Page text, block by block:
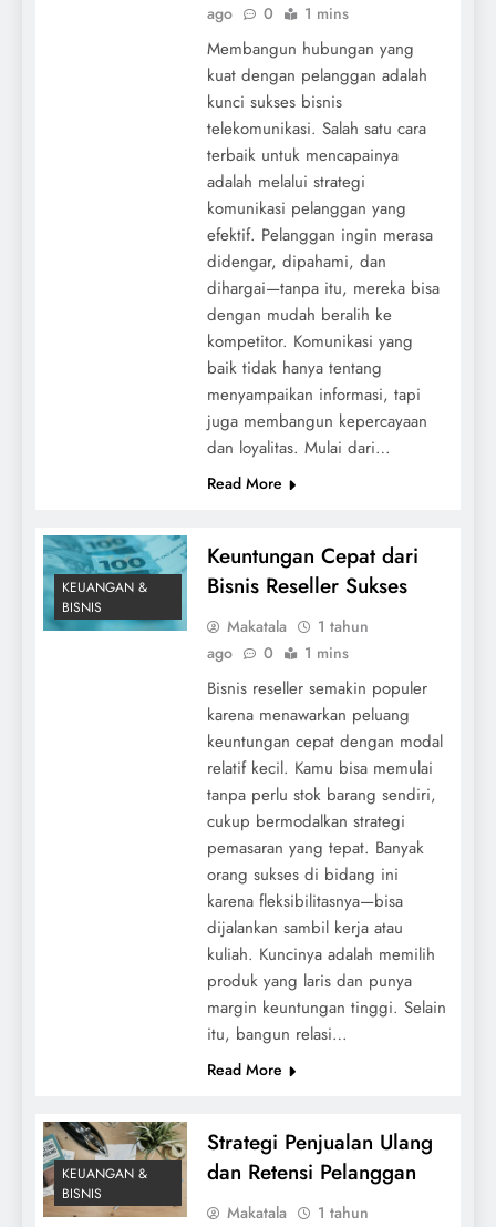
ago
0 1 mins
Membangun hubungan yang
kuat dengan pelanggan adalah
kunci sukses bisnis
telekomunikasi. Salah satu cara
terbaik untuk mencapainya
adalah melalui strategi
komunikasi pelanggan yang
efektif. Pelanggan ingin merasa
didengar, dipahami, dan
dihargai—tanpa itu, mereka bisa
dengan mudah beralih ke
kompetitor. Komunikasi yang
baik tidak hanya tentang
menyampaikan informasi, tapi
juga membangun kepercayaan
dan loyalitas. Mulai dari…
Read More
KEUANGAN &
BISNIS
Keuntungan Cepat dari
Bisnis Reseller Sukses
Makatala
1 tahun
ago
0 1 mins
Bisnis reseller semakin populer
karena menawarkan peluang
keuntungan cepat dengan modal
relatif kecil. Kamu bisa memulai
tanpa perlu stok barang sendiri,
cukup bermodalkan strategi
pemasaran yang tepat. Banyak
orang sukses di bidang ini
karena fleksibilitasnya—bisa
dijalankan sambil kerja atau
kuliah. Kuncinya adalah memilih
produk yang laris dan punya
margin keuntungan tinggi. Selain
itu, bangun relasi…
Read More
KEUANGAN &
BISNIS
Strategi Penjualan Ulang
dan Retensi Pelanggan
Makatala 1 tahun